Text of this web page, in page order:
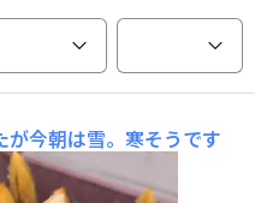
今朝は雪。寒そうです​